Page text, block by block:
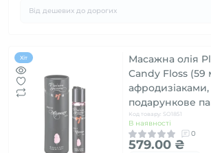
Хіт
Масажна олія
Candy Floss (59
афродизіаками,
подарункове
Код товару: SO1851
В наявності
0
579.00 ₴